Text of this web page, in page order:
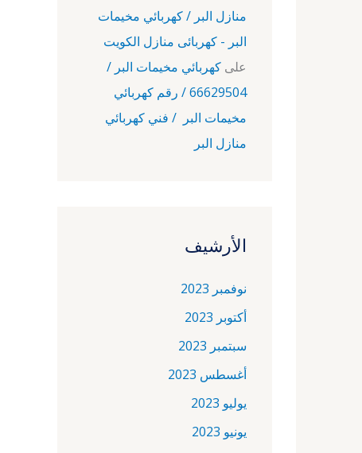
منازل البر / كهربائي مخيمات
البر - كهربائى منازل الكويت
على كهربائي مخيمات البر /
66629504 / رقم كهربائي
مخيمات البر / فني كهربائي
منازل البر
الأرشيف
نوفمبر 2023
أكتوبر 2023
سبتمبر 2023
أغسطس 2023
يوليو 2023
يونيو 2023